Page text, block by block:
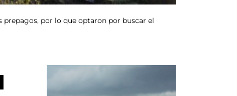
por lo que optaron por buscar el